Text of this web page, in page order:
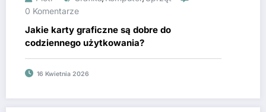
0 Komentarze
Jakie karty graficzne są dobre do
codziennego użytkowania?
16 Kwietnia 2026